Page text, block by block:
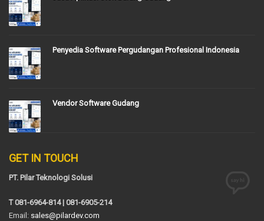
Penyedia Software Pergudangan Profesional Indonesia
Vendor Software Gudang
GET IN TOUCH
PT. Pilar Teknologi Solusi
T 081-6964-814 | 081-6905-214
Email: sales@pilardev.com